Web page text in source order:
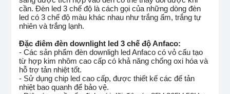
cần. Đèn led 3 chế độ là cách gọi của những dòng đèn
led có 3 chế độ màu khác nhau như trắng ấm, trắng tự
nhiên và trắng lạnh.
Đặc điêm đèn downlight led 3 chế độ Anfaco:
- Các sản phẩm đèn downligh led Anfaco có vỏ cấu tạo
từ hợp kim nhôm cao cấp có khả năng chống oxi hóa và
hỗ trợ tản nhiệt tốt.
- Sử dụng chip led cao cấp, được thiết kế các đế tản
nhiệt bao quanh để bảo vệ.